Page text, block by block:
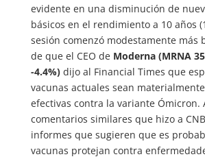
evidente en una disminución de
básicos en el rendimiento a 10 años
sesión comenzó modestamente más
de que el CEO de Moderna (MRNA
-4.4%)dijo al Financial Times que
vacunas actuales sean
efectivas contra la variante Ómicron.
comentarios similares que hizo a
informes que sugieren que es
vacunas protejan contra